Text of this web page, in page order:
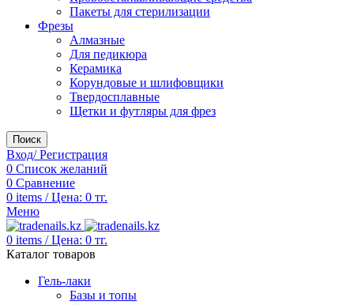
Пакеты для стерилизации
Фрезы
Алмазные
Для педикюра
Керамика
Корундовые и шлифовщики
Твердосплавные
Щетки и футляры для фрез
Поиск
Вход/ Регистрация
0 Список желаний
0 Сравнение
0 items / Цена: 0 тг.
Меню
0 items / Цена: 0 тг.
Каталог товаров
Гель-лаки
Базы и топы